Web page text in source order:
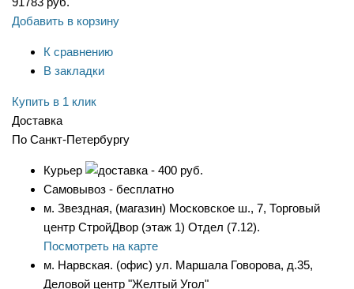
Добавить в корзину
К сравнению
В закладки
Купить в 1 клик
Доставка
По Санкт-Петербургу
Курьер
- 400 руб.
Самовывоз - бесплатно
м. Звездная, (магазин) Московское ш., 7, Торговый
центр СтройДвор (этаж 1) Отдел (7.12).
Посмотреть на карте
м. Нарвская. (офис) ул. Маршала Говорова, д.35,
Деловой центр "Желтый Угол"